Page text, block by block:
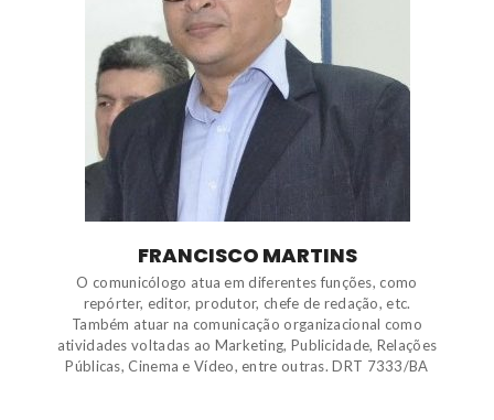
FRANCISCO MARTINS
O comunicólogo atua em diferentes funções, como
repórter, editor, produtor, chefe de redação, etc.
Também atuar na comunicação organizacional como
atividades voltadas ao Marketing, Publicidade, Relações
Públicas, Cinema e Vídeo, entre outras. DRT 7333/BA